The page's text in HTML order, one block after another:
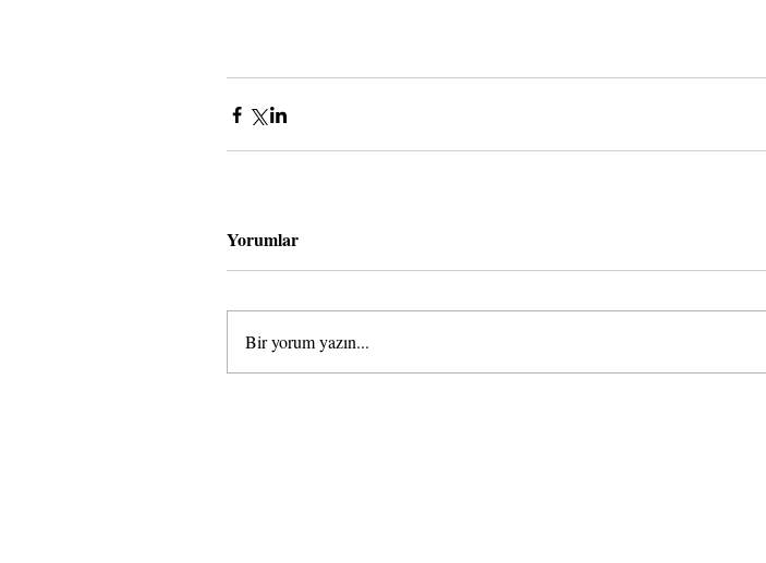
Yorumlar
Bir yorum yazın...